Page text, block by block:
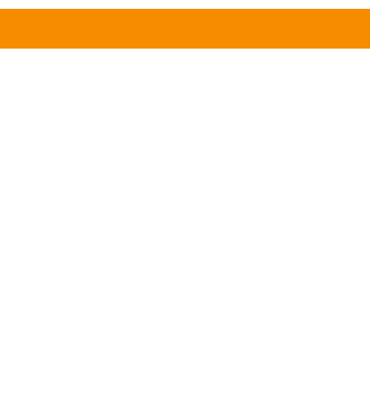
Wawasan Dakwah serta Ukhuwah